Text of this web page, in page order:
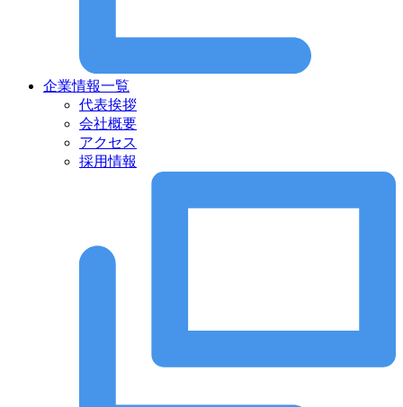
企業情報一覧
代表挨拶
会社概要
アクセス
採用情報